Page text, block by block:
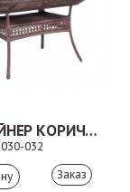
СТОЛ ЛАЙНЕР КОРИЧНЕВЫЙ
030-032
Заказ